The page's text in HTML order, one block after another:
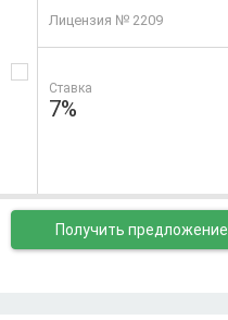
Лицензия № 2209
Ставка
7%
Получить предложение